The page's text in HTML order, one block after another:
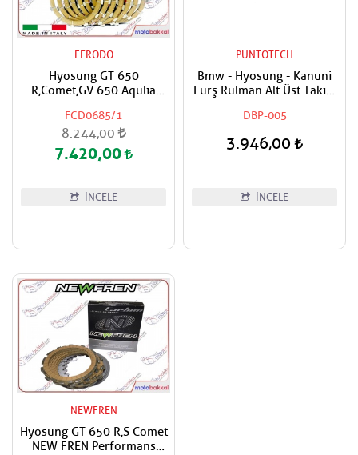
FERODO
Hyosung GT 650
R,Comet,GV 650 Aqulia
Debriyaj Balata Takımı
FCD0685/1
8.244,00
7.420,00
İNCELE
PUNTOTECH
Bmw - Hyosung - Kanuni
Furş Rulman Alt Üst Takım
DBP-005
3.946,00
İNCELE
NEWFREN
Hyosung GT 650 R,S Comet
NEW FREN Performans